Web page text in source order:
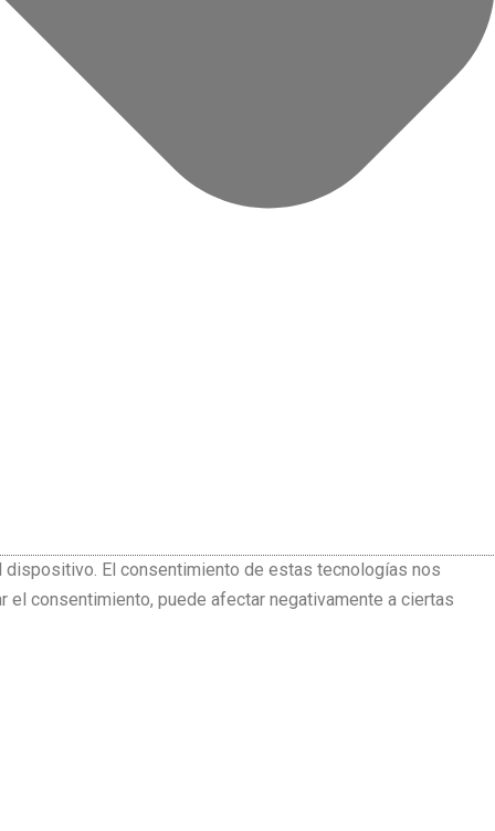
El consentimiento de estas tecnologías nos
consentimiento, puede afectar negativamente a ciertas